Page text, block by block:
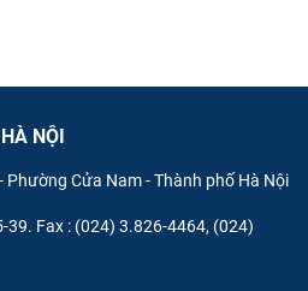
NỘI
Phường Cửa Nam - Thành phố Hà Nội
Fax : (024) 3.826-4464, (024)